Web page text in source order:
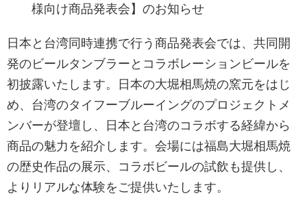
様向け商品発表会】のお知らせ
日本と台湾同時連携で行う商品発表会では、共同開
発のビールタンブラーとコラボレーションビールを
初披露いたします。日本の大堀相馬焼の窯元をはじ
め、台湾のタイフーブルーイングのプロジェクトメ
ンバーが登壇し、日本と台湾のコラボする経緯から
商品の魅力を紹介します。会場には福島大堀相馬焼
の歴史作品の展示、コラボビールの試飲も提供し、
よりリアルな体験をご提供いたします。